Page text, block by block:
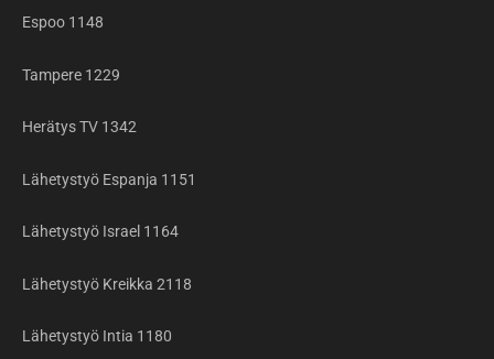
Espoo 1148
Tampere 1229
Herätys TV 1342
Lähetystyö Espanja 1151
Lähetystyö Israel 1164
Lähetystyö Kreikka 2118
Lähetystyö Intia 1180